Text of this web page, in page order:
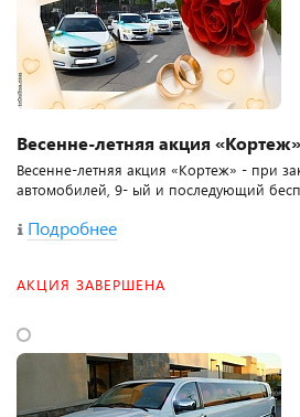
Весенне-летняя акция «Кортеж»
Весенне-летняя акция «Кортеж» - при
автомобилей, 9- ый и последующий
Подробнее
АКЦИЯ ЗАВЕРШЕНА